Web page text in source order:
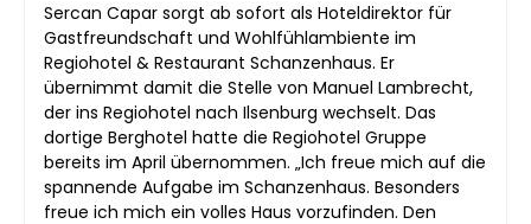
Sercan Capar sorgt ab sofort als Hoteldirektor für
Gastfreundschaft und Wohlfühlambiente im
Regiohotel & Restaurant Schanzenhaus. Er
übernimmt damit die Stelle von Manuel Lambrecht,
der ins Regiohotel nach Ilsenburg wechselt. Das
dortige Berghotel hatte die Regiohotel Gruppe
bereits im April übernommen. „Ich freue mich auf die
spannende Aufgabe im Schanzenhaus. Besonders
freue ich mich ein volles Haus vorzufinden. Den